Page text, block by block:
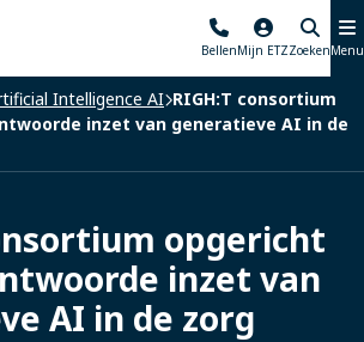
BellenMijn ETZZoekenMenu
Intelligence AI RIGH:T consortium
inzet van generatieve AI in de
opgericht
inzet van
AI in de zorg